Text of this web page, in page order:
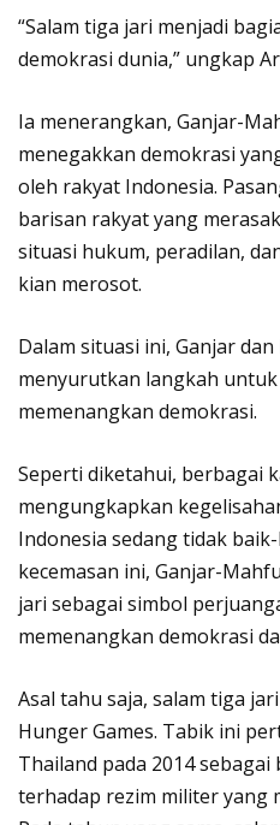
“Salam tiga jari menjadi
demokrasi dunia,” ungkap
Ia menerangkan, Ganjar-
menegakkan demokrasi
oleh rakyat Indonesia.
barisan rakyat yang
situasi hukum, peradilan,
kian merosot.
Dalam situasi ini, Ganjar
menyurutkan langkah
memenangkan demokrasi.
Seperti diketahui, berbagai
mengungkapkan
Indonesia sedang tidak
kecemasan ini, Ganjar-
jari sebagai simbol
memenangkan demokrasi
Asal tahu saja, salam tiga
Hunger Games. Tabik ini
Thailand pada 2014
terhadap rezim militer yang